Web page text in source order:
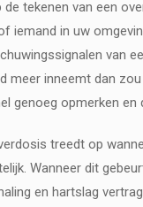
de tekenen van een
iemand in uw
van
meer inneemt dan
genoeg opmerken en
treedt op
Wanneer dit
en hartslag